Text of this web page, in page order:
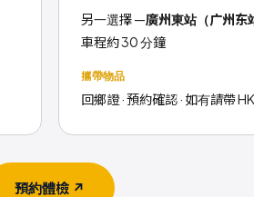
另一選擇 —廣州東站（广州东
車程約 30 分鐘
攜帶物品
回鄉證 · 預約確認 · 如有請帶
預約體檢 ↗